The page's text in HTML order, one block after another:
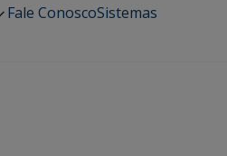
Fale ConoscoSistemas